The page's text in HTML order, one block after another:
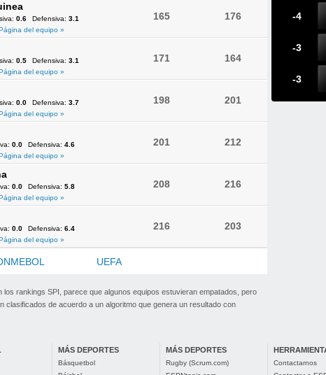
0.6 Defensiva: 3.1
del equipo »
165 176
0.5 Defensiva: 3.1
del equipo »
171 164
0.0 Defensiva: 3.7
del equipo »
198 201
0.0 Defensiva: 4.6
del equipo »
201 212
0.0 Defensiva: 5.8
del equipo »
208 216
0.0 Defensiva: 6.4
del equipo »
216 203
UEFA
rankings SPI, parece que algunos equipos estuvieran empatados, pero
clasificados de acuerdo a un algoritmo que genera un resultado con
-4
-3
-3
MÁS DEPORTES
Básquetbol
MÁS DEPORTES
Rugby (Scrum.com)
Contactarnos